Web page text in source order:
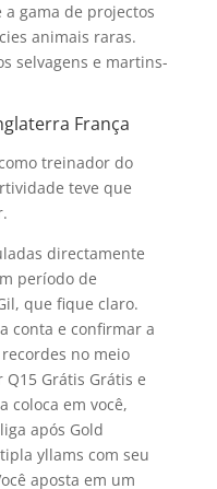
gama de projectos
animais raras.
selvagens e martins-
França
treinador do
teve que
directamente
período de
que fique claro.
conta e confirmar a
no meio
Grátis Grátis e
coloca em você,
após Gold
yllams com seu
aposta em um